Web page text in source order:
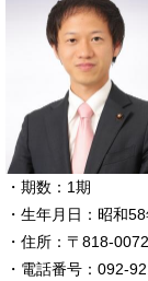
​・期数：1期
・生年月日：昭和
・住所：〒818-
・電話番号：092-